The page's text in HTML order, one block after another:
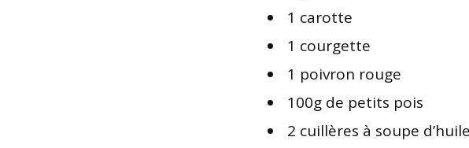
1 carotte
1 courgette
1 poivron rouge
100g de petits pois
2 cuillères à soupe